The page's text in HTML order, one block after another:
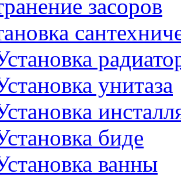
засоров
унитаза
биде
ванны